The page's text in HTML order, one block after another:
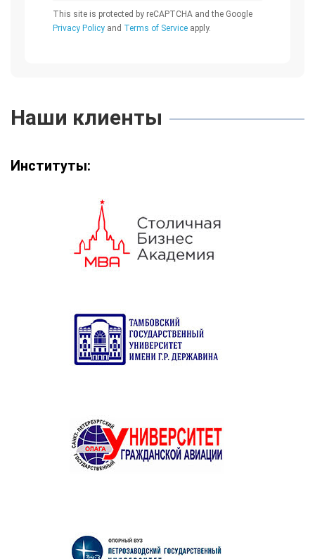
This site is protected by reCAPTCHA and the Google
Privacy Policy and Terms of Service apply.
Наши клиенты
Институты: